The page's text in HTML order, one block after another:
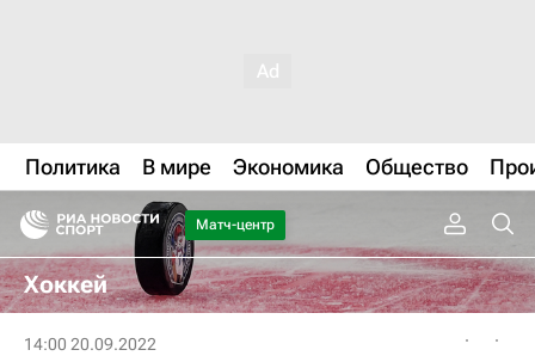
Политика В мире Экономика Общество
Матч-центр
Хоккей
14:00 20.09.2022